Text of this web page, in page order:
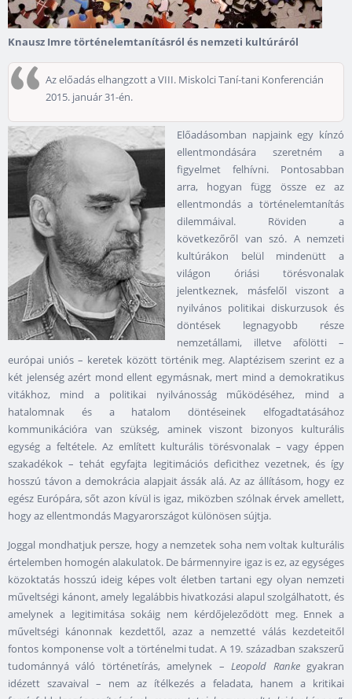
Knausz Imre történelemtanításról és nemzeti kultúráról
Az előadás elhangzott a VIII. Miskolci Taní-tani Konferencián
2015. január 31-én.
Előadásomban napjaink egy kínzó
ellentmondására szeretném a
figyelmet felhívni. Pontosabban
arra, hogyan függ össze ez az
ellentmondás a történelemtanítás
dilemmáival. Röviden a
következőről van szó. A nemzeti
kultúrákon belül mindenütt a
világon óriási törésvonalak
jelentkeznek, másfelől viszont a
nyilvános politikai diskurzusok és
döntések legnagyobb része
nemzetállami, illetve afölötti –
európai uniós – keretek között történik meg. Alaptézisem szerint ez a
két jelenség azért mond ellent egymásnak, mert mind a demokratikus
vitákhoz, mind a politikai nyilvánosság működéséhez, mind a
hatalomnak és a hatalom döntéseinek elfogadtatásához
kommunikációra van szükség, aminek viszont bizonyos kulturális
egység a feltétele. Az említett kulturális törésvonalak – vagy éppen
szakadékok – tehát egyfajta legitimációs deficithez vezetnek, és így
hosszú távon a demokrácia alapjait ássák alá. Az az állításom, hogy ez
egész Európára, sőt azon kívül is igaz, miközben szólnak érvek amellett,
hogy az ellentmondás Magyarországot különösen sújtja.
Joggal mondhatjuk persze, hogy a nemzetek soha nem voltak kulturális
értelemben homogén alakulatok. De bármennyire igaz is ez, az egységes
közoktatás hosszú ideig képes volt életben tartani egy olyan nemzeti
műveltségi kánont, amely legalábbis hivatkozási alapul szolgálhatott, és
amelynek a legitimitása sokáig nem kérdőjeleződött meg. Ennek a
műveltségi kánonnak kezdettől, azaz a nemzetté válás kezdeteitől
fontos komponense volt a történelmi tudat. A 19. században szakszerű
tudománnyá váló történetírás, amelynek –Leopold Rankegyakran
idézett szavaival – nem az ítélkezés a feladata, hanem a kritikai